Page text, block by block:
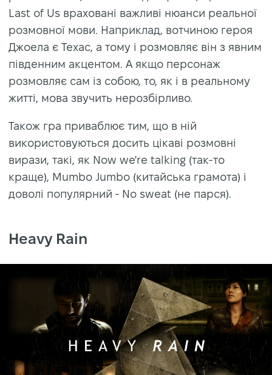
Last of Us враховані важливі нюанси реальної
розмовної мови. Наприклад, вотчиною героя
Джоела є Техас, а тому і розмовляє він з явним
південним акцентом. А якщо персонаж
розмовляє сам із собою, то, як і в реальному
житті, мова звучить нерозбірливо.
Також гра приваблює тим, що в ній
використовуються досить цікаві розмовні
вирази, такі, як Now we're talking (так-то
краще), Mumbo Jumbo (китайська грамота) і
доволі популярний - No sweat (не парся).
Heavy Rain